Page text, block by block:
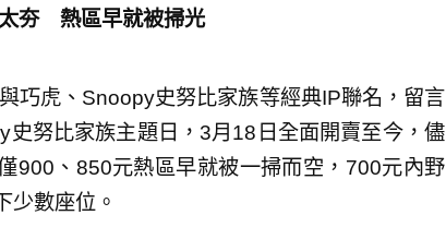
夯 熱區早就被掃光
巧虎、Snoopy史努比家族等經典IP聯名，留言
努比家族主題日，3月18日全面開賣至今，儘
900、850元熱區早就被一掃而空，700元內野
少數座位。